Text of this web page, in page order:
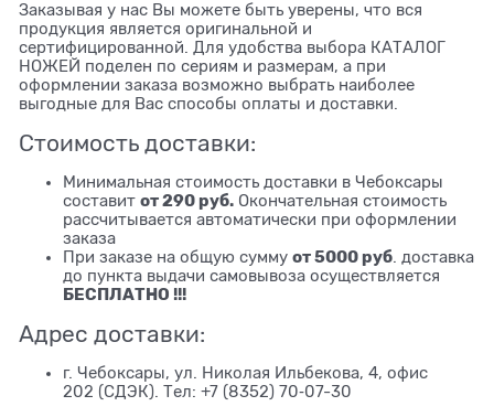
Заказывая у нас Вы можете быть уверены, что вся
продукция является оригинальной и
сертифицированной. Для удобства выбора КАТАЛОГ
НОЖЕЙ поделен по сериям и размерам, а при
оформлении заказа возможно выбрать наиболее
выгодные для Вас способы оплаты и доставки.
Стоимость доставки:
Минимальная стоимость доставки в Чебоксары
составитот 290 руб. Окончательная стоимость
рассчитывается автоматически при оформлении
заказа
При заказе на общую суммуот 5000 руб. доставка
до пункта выдачи самовывоза осуществляется
БЕСПЛАТНО !!!
Адрес доставки:
г. Чебоксары, ул. Николая Ильбекова, 4, офис
202 (СДЭК). Тел: +7 (8352) 70‑07-30